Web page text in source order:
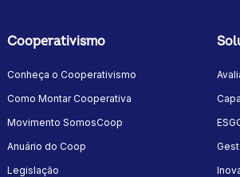
Cooperativismo
Conheça o Cooperativismo
Como Montar Cooperativa
Movimento SomosCoop
Anuário do Coop
Legislação